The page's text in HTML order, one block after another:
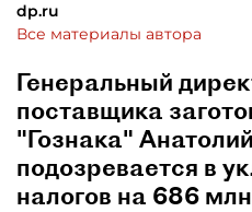
dp.ru
Все материалы автора
Генеральный
поставщика
"Гознака"
подозревается в
налогов на 686